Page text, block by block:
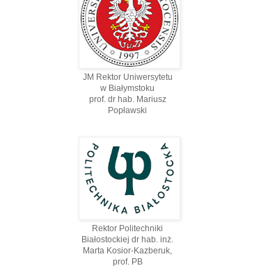
JM Rektor Uniwersytetu
w Białymstoku
prof. dr hab. Mariusz
Popławski
Rektor Politechniki
Białostockiej dr hab. inż.
Marta Kosior-Kazberuk,
prof. PВ